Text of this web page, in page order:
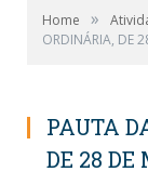
Home »
ORDINÁRIA, DE
PAUTA
DE 28 DE